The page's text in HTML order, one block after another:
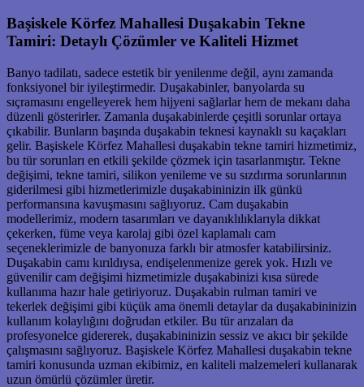
Başiskele Körfez Mahallesi Duşakabin Tekne
Tamiri: Detaylı Çözümler ve Kaliteli Hizmet
Banyo tadilatı, sadece estetik bir yenilenme değil, aynı zamanda
fonksiyonel bir iyileştirmedir. Duşakabinler, banyolarda su
sıçramasını engelleyerek hem hijyeni sağlarlar hem de mekanı daha
düzenli gösterirler. Zamanla duşakabinlerde çeşitli sorunlar ortaya
çıkabilir. Bunların başında duşakabin teknesi kaynaklı su kaçakları
gelir. Başiskele Körfez Mahallesi duşakabin tekne tamiri hizmetimiz,
bu tür sorunları en etkili şekilde çözmek için tasarlanmıştır. Tekne
değişimi, tekne tamiri, silikon yenileme ve su sızdırma sorunlarının
giderilmesi gibi hizmetlerimizle duşakabininizin ilk günkü
performansına kavuşmasını sağlıyoruz. Cam duşakabin
modellerimiz, modern tasarımları ve dayanıklılıklarıyla dikkat
çekerken, füme veya karolaj gibi özel kaplamalı cam
seçeneklerimizle de banyonuza farklı bir atmosfer katabilirsiniz.
Duşakabin camı kırıldıysa, endişelenmenize gerek yok. Hızlı ve
güvenilir cam değişimi hizmetimizle duşakabinizi kısa sürede
kullanıma hazır hale getiriyoruz. Duşakabin rulman tamiri ve
tekerlek değişimi gibi küçük ama önemli detaylar da duşakabininizin
kullanım kolaylığını doğrudan etkiler. Bu tür arızaları da
profesyonelce gidererek, duşakabininizin sessiz ve akıcı bir şekilde
çalışmasını sağlıyoruz. Başiskele Körfez Mahallesi duşakabin tekne
tamiri konusunda uzman ekibimiz, en kaliteli malzemeleri kullanarak
uzun ömürlü çözümler üretir.